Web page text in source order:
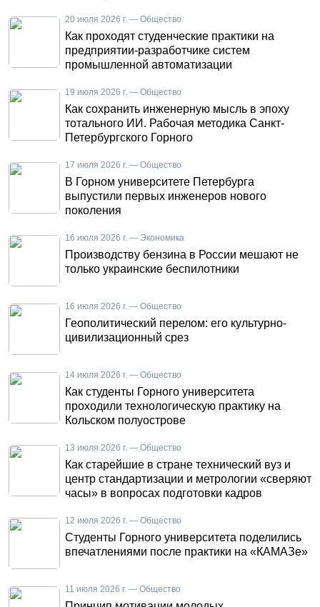
20 июля 2026 г. — Общество
Как проходят студенческие практики на
предприятии-разработчике систем
промышленной автоматизации
19 июля 2026 г. — Общество
Как сохранить инженерную мысль в эпоху
тотального ИИ. Рабочая методика Санкт-
Петербургского Горного
17 июля 2026 г. — Общество
В Горном университете Петербурга
выпустили первых инженеров нового
поколения
16 июля 2026 г. — Экономика
Производству бензина в России мешают не
только украинские беспилотники
16 июля 2026 г. — Общество
Геополитический перелом: его культурно-
цивилизационный срез
14 июля 2026 г. — Общество
Как студенты Горного университета
проходили технологическую практику на
Кольском полуострове
13 июля 2026 г. — Общество
Как старейшие в стране технический вуз и
центр стандартизации и метрологии «сверяют
часы» в вопросах подготовки кадров
12 июля 2026 г. — Общество
Студенты Горного университета поделились
впечатлениями после практики на «КАМАЗе»
11 июля 2026 г. — Общество